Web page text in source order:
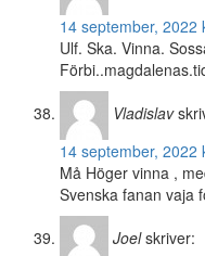
14 september, 2022
Ulf. Ska. Vinna.
Vladislav
14 september, 2022
Må Höger vinna ,
Svenska fanan vaja
Joel skriver: